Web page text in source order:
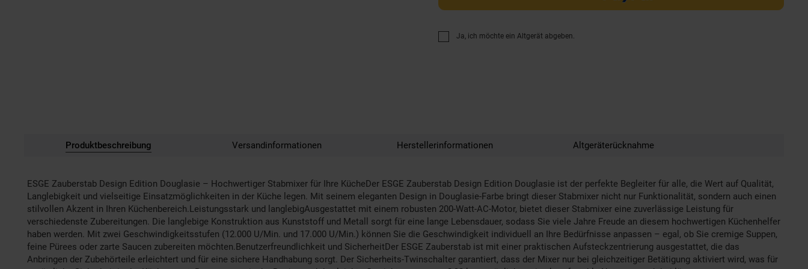
Ja, ich möchte ein Altgerät abgeben.
Produktbeschreibung Versandinformationen Herstellerinformationen Altgeräterücknahme
ESGE Zauberstab Design Edition Douglasie – Hochwertiger Stabmixer für Ihre KücheDer ESGE Zauberstab Design Edition Douglasie ist der perfekte Begleiter für alle, die Wert auf Qualität,
Langlebigkeit und vielseitige Einsatzmöglichkeiten in der Küche legen. Mit seinem eleganten Design in Douglasie-Farbe bringt dieser Stabmixer nicht nur Funktionalität, sondern auch einen
stilvollen Akzent in Ihren Küchenbereich.Leistungsstark und langlebigAusgestattet mit einem robusten 200-Watt-AC-Motor, bietet dieser Stabmixer eine zuverlässige Leistung für
verschiedenste Zubereitungen. Die langlebige Konstruktion aus Kunststoff und Metall sorgt für eine lange Lebensdauer, sodass Sie viele Jahre Freude an diesem hochwertigen Küchenhelfer
haben werden. Mit zwei Geschwindigkeitsstufen (12.000 U/Min. und 17.000 U/Min.) können Sie die Geschwindigkeit individuell an Ihre Bedürfnisse anpassen – egal, ob Sie cremige Suppen,
feine Pürees oder zarte Saucen zubereiten möchten.Benutzerfreundlichkeit und SicherheitDer ESGE Zauberstab ist mit einer praktischen Aufsteckzentrierung ausgestattet, die das
Anbringen der Zubehörteile erleichtert und für eine sichere Handhabung sorgt. Der Sicherheits-Twinschalter garantiert, dass der Mixer nur bei gleichzeitiger Betätigung aktiviert wird, was für